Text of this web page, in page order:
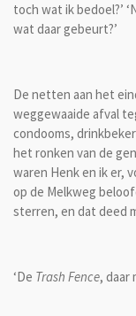
toch wat ik bedoel?’
wat daar gebeurt?’
De netten aan het
weggewaaide afval
condooms,
het ronken van de
waren Henk en ik er,
op de Melkweg
sterren, en dat deed
‘De Trash Fence, daar